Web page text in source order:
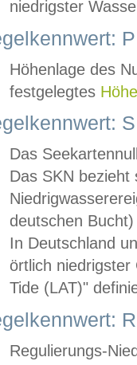
niedrigster
Höhenlage des
festgelegtes
Das
Das SKN
deutschen
In Deutschland
örtlich
Tide (LAT)"
Regulierungs-